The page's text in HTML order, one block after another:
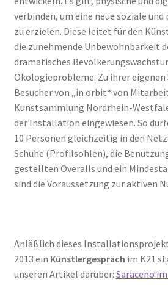
verbinden, um eine neue soziale
zu erzielen. Diese leitet für den
die zunehmende Unbewohnbarkeit
dramatisches
Ökologieprobleme. Zu ihrer eigenen
Besucher von „in orbit“ von
Kunstsammlung Nordrhein-
der Installation eingewiesen. So
10 Personen gleichzeitig in den
Schuhe (Profilsohlen), die
gestellten Overalls und ein
sind die Voraussetzung zur aktiven
Anläßlich dieses
2013 ein Künstlergespräch im K21
unseren Artikel darüber: Saraceno